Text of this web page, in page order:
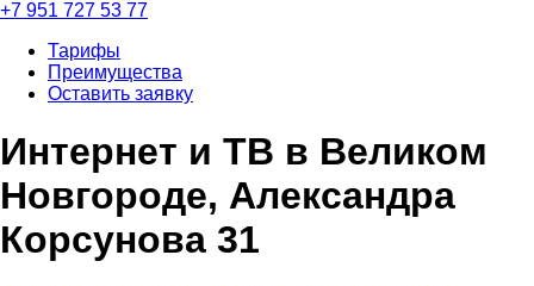
+7 951 727 53 77
Тарифы
Преимущества
Оставить заявку
Интернет и ТВ в Великом
Новгороде, Александра
Корсунова 31